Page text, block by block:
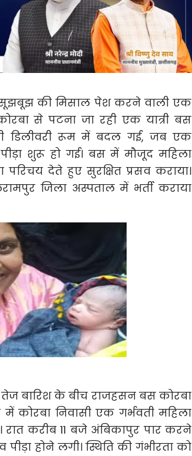
की मिसाल पेश करने वाली एक
से पटना जा रही एक यात्री बस
डिलीवरी रूम में बदल गई, जब एक
शुरू हो गई। बस में मौजूद महिला
देते हुए सुरक्षित प्रसव कराया।
जिला अस्पताल में भर्ती कराया
बारिश के बीच राजहसन बस कोरबा
कोरबा निवासी एक गर्भवती महिला
रात करीब 11 बजे अंबिकापुर पार करने
होने लगी। स्थिति की गंभीरता को